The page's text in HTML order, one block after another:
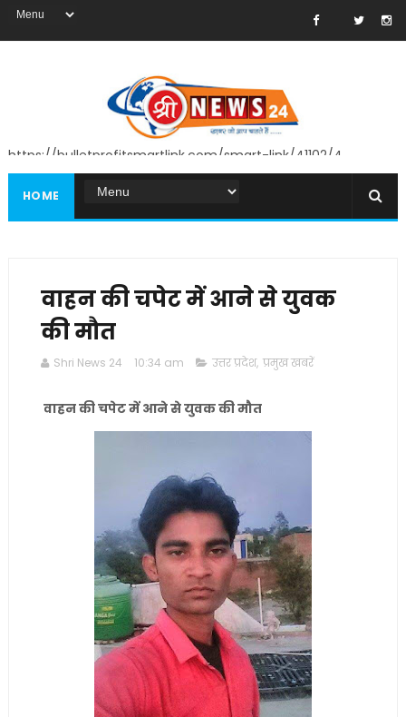
https://bulletprofitsmartlink.com/smart-link/41102/4
HOME
वाहन की चपेट में आने से युवक
की मौत
Shri News 24 10:34 am उत्तर प्रदेश, प्रमुख खबरें
वाहन की चपेट में आने से युवक की मौत